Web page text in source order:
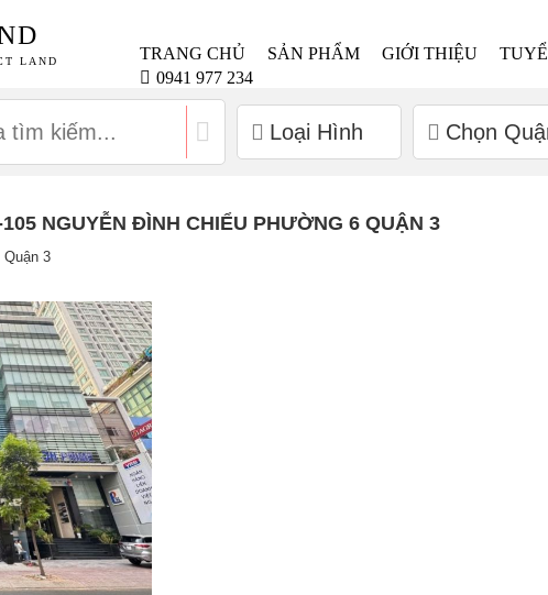
LAND TRANG CHỦ SẢN PHẨM GIỚI THIỆU
0941 977 234
Loại Hình Chọn
NGUYỄN ĐÌNH CHIỂU PHƯỜNG 6 QUẬN 3
Quận 3